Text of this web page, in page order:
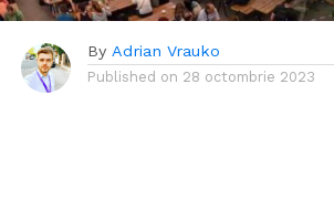
By Adrian Vrauko
Published on 28 octombrie 2023